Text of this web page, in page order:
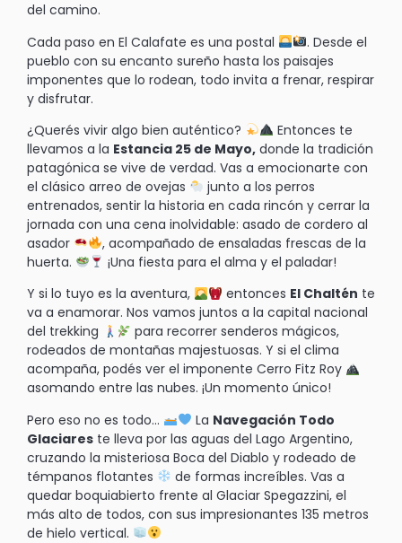
del camino.
Cada paso en El Calafate es una postal
. Desde el
pueblo con su encanto sureño hasta los paisajes
imponentes que lo rodean, todo invita a frenar, respirar
y disfrutar.
¿Querés vivir algo bien auténtico?
Entonces te
llevamos a la Estancia 25 de Mayo, donde la tradición
patagónica se vive de verdad. Vas a emocionarte con
el clásico arreo de ovejas
junto a los perros
entrenados, sentir la historia en cada rincón y cerrar la
jornada con una cena inolvidable: asado de cordero al
asador
, acompañado de ensaladas frescas de la
huerta.
¡Una fiesta para el alma y el paladar!
Y si lo tuyo es la aventura,
entonces El Chaltén te
va a enamorar. Nos vamos juntos a la capital nacional
del trekking
para recorrer senderos mágicos,
rodeados de montañas majestuosas. Y si el clima
acompaña, podés ver el imponente Cerro Fitz Roy
asomando entre las nubes. ¡Un momento único!
Pero eso no es todo…
La Navegación Todo
Glaciares te lleva por las aguas del Lago Argentino,
cruzando la misteriosa Boca del Diablo y rodeado de
témpanos flotantes
de formas increíbles. Vas a
quedar boquiabierto frente al Glaciar Spegazzini, el
más alto de todos, con sus impresionantes 135 metros
de hielo vertical.